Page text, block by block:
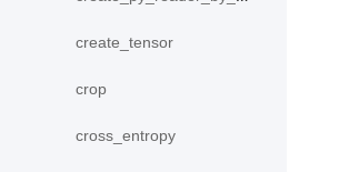
create_tensor
crop
cross_entropy